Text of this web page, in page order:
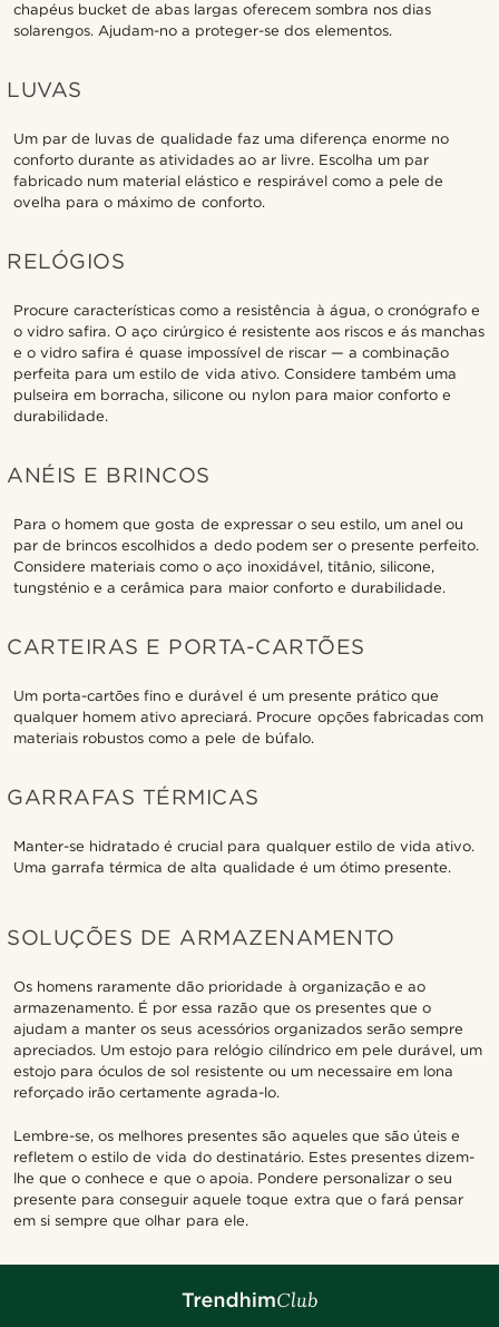
chapéus bucket de abas largas oferecem sombra nos dias
solarengos. Ajudam-no a proteger-se dos elementos.
LUVAS
Um par de luvas de qualidade faz uma diferença enorme no
conforto durante as atividades ao ar livre. Escolha um par
fabricado num material elástico e respirável como a pele de
ovelha para o máximo de conforto.
RELÓGIOS
Procure características como a resistência à água, o cronógrafo e
o vidro safira. O aço cirúrgico é resistente aos riscos e ás manchas
e o vidro safira é quase impossível de riscar — a combinação
perfeita para um estilo de vida ativo. Considere também uma
pulseira em borracha, silicone ou nylon para maior conforto e
durabilidade.
ANÉIS E BRINCOS
Para o homem que gosta de expressar o seu estilo, um anel ou
par de brincos escolhidos a dedo podem ser o presente perfeito.
Considere materiais como o aço inoxidável, titânio, silicone,
tungsténio e a cerâmica para maior conforto e durabilidade.
CARTEIRAS E PORTA-CARTÕES
Um porta-cartões fino e durável é um presente prático que
qualquer homem ativo apreciará. Procure opções fabricadas com
materiais robustos como a pele de búfalo.
GARRAFAS TÉRMICAS
Manter-se hidratado é crucial para qualquer estilo de vida ativo.
Uma garrafa térmica de alta qualidade é um ótimo presente.
SOLUÇÕES DE ARMAZENAMENTO
Os homens raramente dão prioridade à organização e ao
armazenamento. É por essa razão que os presentes que o
ajudam a manter os seus acessórios organizados serão sempre
apreciados. Um estojo para relógio cilíndrico em pele durável, um
estojo para óculos de sol resistente ou um necessaire em lona
reforçado irão certamente agrada-lo.
Lembre-se, os melhores presentes são aqueles que são úteis e
refletem o estilo de vida do destinatário. Estes presentes dizem-
lhe que o conhece e que o apoia. Pondere personalizar o seu
presente para conseguir aquele toque extra que o fará pensar
em si sempre que olhar para ele.